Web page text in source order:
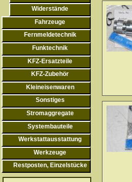
Widerstände
Fahrzeuge
Fernmeldetechnik
Funktechnik
KFZ-Ersatzteile
KFZ-Zubehör
Kleineisenwaren
Sonstiges
Stromaggregate
Systembauteile
Werkstattausstattung
Werkzeuge
Restposten, Einzelstücke